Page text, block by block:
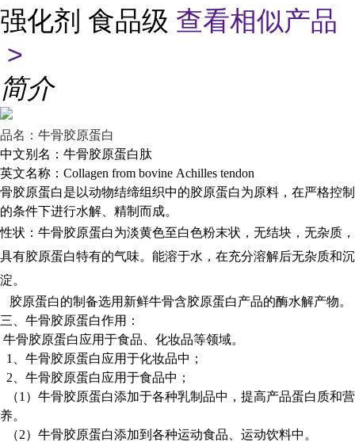
强化剂 食品级 查看相似产品
>
简介
品名：牛骨胶原蛋白
中文别名：牛骨胶原蛋白肽
英文名称：Collagen from bovine Achilles tendon
骨胶原蛋白是以动物结缔组织中的胶原蛋白为原料，在严格控制
的条件下进行水解、精制而成。
性状：牛骨胶原蛋白为淡黄色至白色粉末状，无结块，无杂质，
具有胶原蛋白特有的气味。能溶于水，在充分溶解后无杂质和沉
淀。
胶原蛋白的制备选用新鲜牛骨含胶原蛋白产品的酶水解产物。
三、牛骨胶原蛋白作用：
牛骨胶原蛋白应用于食品、化妆品等领域。
1、牛骨胶原蛋白应用于化妆品中；
2、 牛骨胶原蛋白应用于食品中 ；
（1）牛骨胶原蛋白添加于各种乳制品中，提高产品蛋白质和营
养。
（2）牛骨胶原蛋白添加到各种运动食品、运动饮料中。